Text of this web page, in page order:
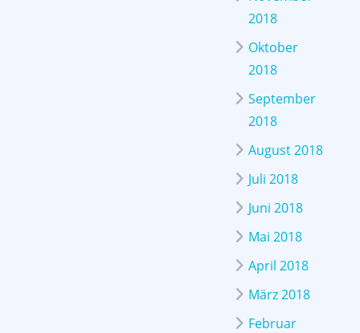
2018
Oktober
2018
September
2018
August 2018
Juli 2018
Juni 2018
Mai 2018
April 2018
März 2018
Februar